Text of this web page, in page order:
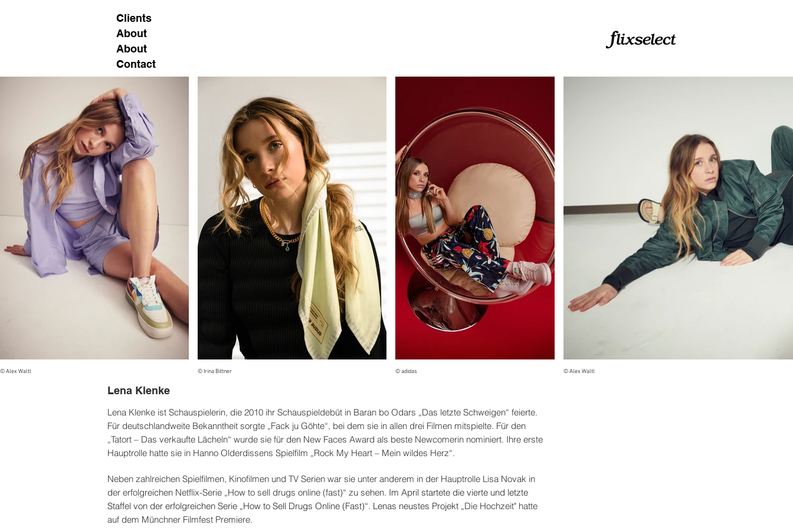
Clients
About
About
Contact
Lena Klenke
© Alex Waltl © Irina Bittner © adidas © Alex Waltl
Lena Klenke ist Schauspielerin, die 2010 ihr Schauspieldebüt in Baran bo Odars „Das letzte Schweigen“ feierte.
Für deutschlandweite Bekanntheit sorgte „Fack ju Göhte“, bei dem sie in allen drei Filmen mitspielte. Für den
„Tatort – Das verkaufte Lächeln“ wurde sie für den New Faces Award als beste Newcomerin nominiert. Ihre erste
Hauptrolle hatte sie in Hanno Olderdissens Spielfilm „Rock My Heart – Mein wildes Herz“.
Neben zahlreichen Spielfilmen, Kinofilmen und TV Serien war sie unter anderem in der Hauptrolle Lisa Novak in
der erfolgreichen Netflix-Serie „How to sell drugs online (fast)“ zu sehen. Im April startete die vierte und letzte
Staffel von der erfolgreichen Serie „How to Sell Drugs Online (Fast)“. Lenas neustes Projekt „Die Hochzeit" hatte
auf dem Münchner Filmfest Premiere.